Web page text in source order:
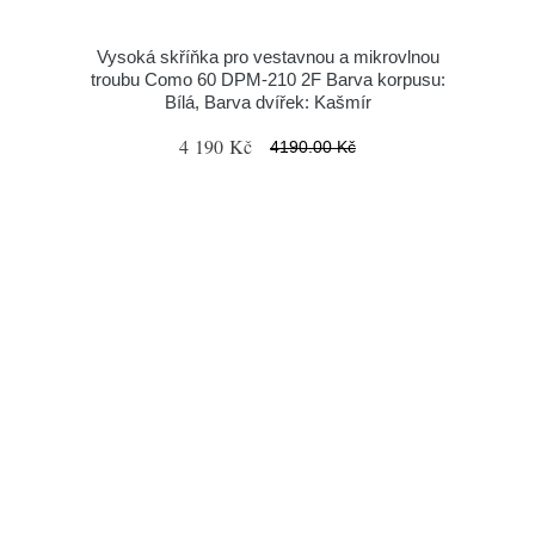
Vysoká skříňka pro vestavnou a mikrovlnou
troubu Como 60 DPM-210 2F Barva korpusu:
Bílá, Barva dvířek: Kašmír
4 190 Kč 4190.00 Kč